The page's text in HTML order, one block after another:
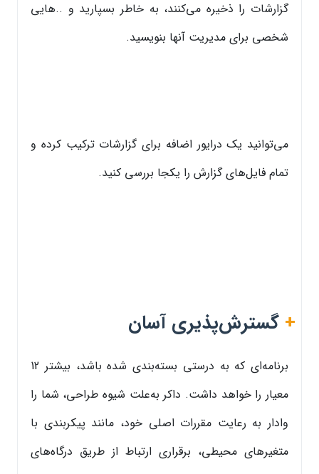
گزارشات را ذخیره می‌کنند، به خاطر بسپارید و ..هایی
شخصی برای مدیریت آنها بنویسید.
می‌توانید یک درایور اضافه برای گزارشات ترکیب کرده و
تمام فایل‌های گزارش را یکجا بررسی کنید.
+ گسترش‌پذیری آسان
برنامه‌ای که به درستی بسته‌بندی شده باشد، بیشتر 12
معیار را خواهد داشت. داکر به‌علت شیوه طراحی، شما را
وادار به رعایت مقررات اصلی خود، مانند پیکربندی با
متغیرهای محیطی، برقراری ارتباط از طریق درگاه‌های